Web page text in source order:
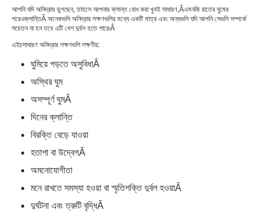
আপনি যদি অনিদ্রায় ভুগছেন, তাহলে আপনার ক্লান্ত বোধ করা খুবই সাধারণ,Âএমনকি রাতের ঘুমের
পরেওক্লান্তিÂ অনেকগুলি অনিদ্রার লক্ষণগুলির মধ্যে একটি মাত্র এবং অন্যগুলি যদি আপনি সেগুলি সম্পর্কে
সচেতন না হন তবে এটি বেশ দুর্বল হতে পারে৷Â
এইচসাধারণ অনিদ্রার লক্ষণগুলি লক্ষণীয়:
ঘুমিয়ে পড়তে অসুবিধাÂ
অস্থির ঘুম
অসম্পূর্ণ ঘুমÂ
দিনের ক্লান্তি
বিরক্তি বেড়ে যাওয়া
হতাশা বা উদ্বেগÂ
অমনোযোগীতা
মনে রাখতে সমস্যা হওয়া বা স্মৃতিশক্তি দুর্বল হওয়াÂ
দুর্ঘটনা এবং ত্রুটি বৃদ্ধিÂ